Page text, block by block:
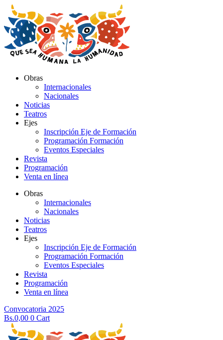
al
contenido
Obras
Internacionales
Nacionales
Noticias
Teatros
Ejes
Inscripción Eje de Formación
Programación Formación
Eventos Especiales
Revista
Programación
Venta en línea
Obras
Internacionales
Nacionales
Noticias
Teatros
Ejes
Inscripción Eje de Formación
Programación Formación
Eventos Especiales
Revista
Programación
Venta en línea
Convocatoria 2025
Bs.0,00 0 Cart